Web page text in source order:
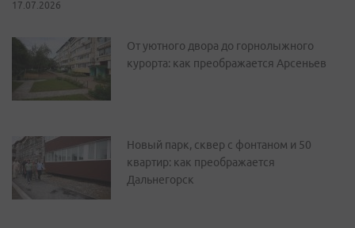
17.07.2026
От уютного двора до горнолыжного
курорта: как преображается Арсеньев
Новый парк, сквер с фонтаном и 50
квартир: как преображается
Дальнегорск